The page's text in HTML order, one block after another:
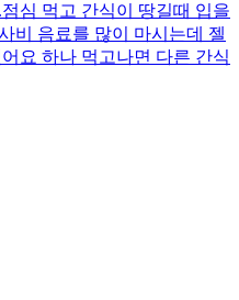
심 먹고 간식이 땅길때 입을
비 음료를 많이 마시는데 젤
요 하나 먹고나면 다른 간식